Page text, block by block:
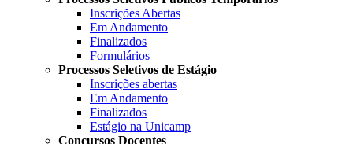
Inscrições Abertas
Em Andamento
Finalizados
Formulários
Processos Seletivos de Estágio
Inscrições abertas
Em Andamento
Finalizados
Estágio na Unicamp
Concursos Docentes